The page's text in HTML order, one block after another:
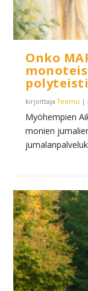
Onko
kirjoittajaTeemu |
Myöhempien
monien